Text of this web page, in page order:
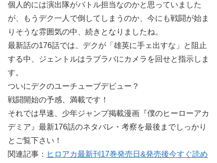
個人的には演出隊がバトル担当なのかと思っていました
が、もうデク一人で倒してしまうのか、今にも戦闘が始ま
りそうな雰囲気の中、続きとなりましたね。
最新話の176話では、デクが「雄英に手ェ出すな」と阻止
する中、ジェントルはラブラバにカメラを回せと指示しま
す。
ついにデクのユーチューブデビュー？
戦闘開始の予感、満載です！
それでは早速、少年ジャンプ掲載漫画『僕のヒーローアカ
デミア』最新176話のネタバレ・考察を最後までしっかり
とご覧下さい！
関連記事： ヒロアカ最新刊17巻発売日&発売後今すぐ読め